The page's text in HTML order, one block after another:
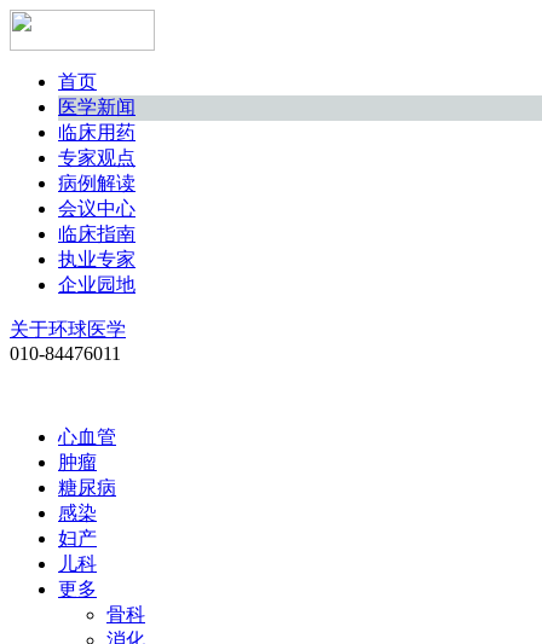
首页
医学新闻
临床用药
专家观点
病例解读
会议中心
临床指南
执业专家
企业园地
关于环球医学
010-84476011
心血管
肿瘤
糖尿病
感染
妇产
儿科
更多
骨科
消化